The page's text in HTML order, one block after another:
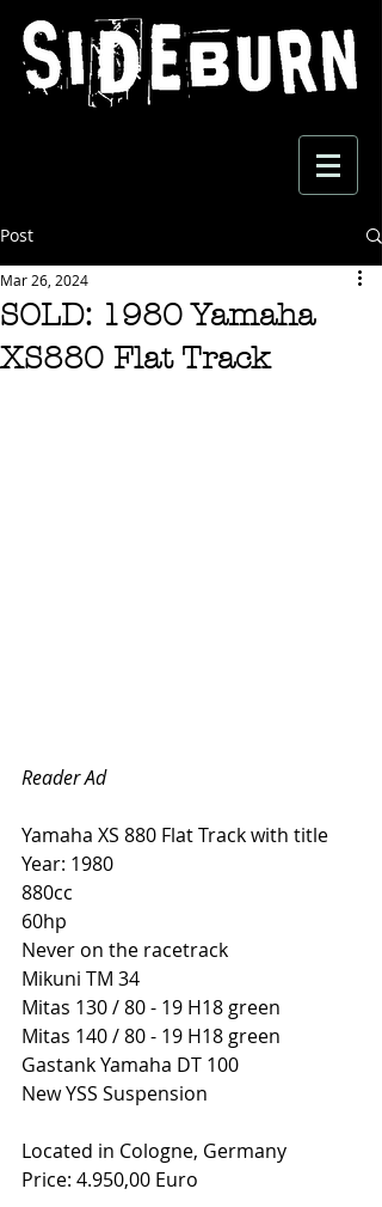
Post
SOLD: 1980 Yamaha
XS880 Flat Track
Mar 26, 2024
Reader Ad
Yamaha XS 880 Flat Track with title
Year: 1980
880cc
60hp
Never on the racetrack
Mikuni TM 34
Mitas 130 / 80 - 19 H18 green
Mitas 140 / 80 - 19 H18 green
Gastank Yamaha DT 100
New YSS Suspension
Located in Cologne, Germany
Price: 4.950,00 Euro